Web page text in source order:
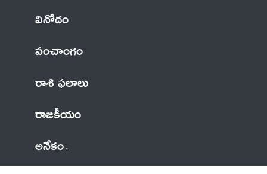
వినోదం
పంచాంగం
రాశి ఫలాలు
రాజకీయం
అనేకం